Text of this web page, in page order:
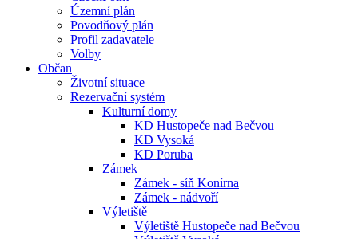
Územní plán
Povodňový plán
Profil zadavatele
Volby
Občan
Životní situace
Rezervační systém
Kulturní domy
KD Hustopeče nad Bečvou
KD Vysoká
KD Poruba
Zámek
Zámek - síň Konírna
Zámek - nádvoří
Výletiště
Výletiště Hustopeče nad Bečvou